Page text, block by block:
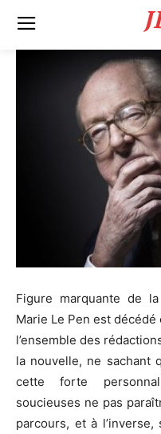
Figure marquante de
Marie Le Pen est
l’ensemble des
la nouvelle, ne sachant
cette forte
soucieuses ne pas
parcours, et à